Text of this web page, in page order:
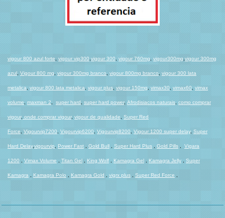
vigour 800 azul forte vigour vip300, vigour 300, vigour 760mg vigour300mg vigour 300mg
azul, Vigour 800 mg vigour 300mg branco vigour 800mg branco vigour 300 lata
metalica vigour 800 lata metalica vigour plus, vigour 150mg vimax30 vimax60 vimax
volume maxman 2 super hard super hard power, Afrodisiacos naturais, como comprar
vigour, onde comprar vigour, vigour de qualidade Super Red
Force Vigourvip7200 Vigourvip6200 Vigourvip8200 Vigour 1200 super delay, Super
Hard Delay,vigourvip Power Fast, Gold Bull, Super Hard Plus, Gold Pills, Vigara
1200 Vimax Volume Titan Gel, King Wolf, Kamagra Gel, Kamagra Jelly, Super
Kamagra Kamagra Polo Kamagra Gold vigrx plus, Super Red Force